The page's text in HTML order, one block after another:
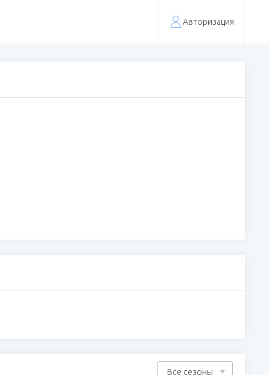
Авторизация
Все сезоны